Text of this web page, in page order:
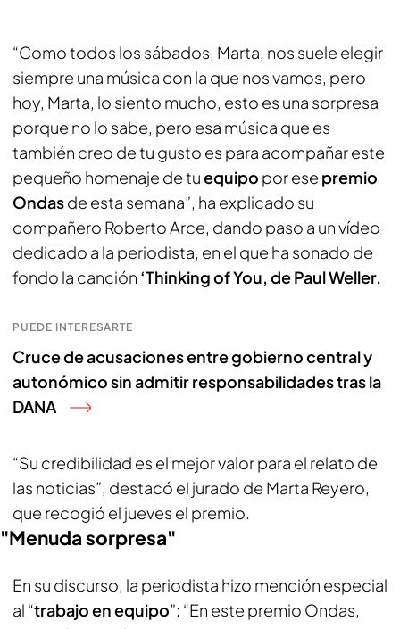
“Como todos los sábados, Marta, nos suele elegir
siempre una música con la que nos vamos, pero
hoy, Marta, lo siento mucho, esto es una sorpresa
porque no lo sabe, pero esa música que es
también creo de tu gusto es para acompañar este
pequeño homenaje de tuequipo por ese premio
Ondasde esta semana”, ha explicado su
compañero Roberto Arce, dando paso a un vídeo
dedicado a la periodista, en el que ha sonado de
fondo la canción ‘Thinking of You, de Paul Weller.
PUEDE INTERESARTE
Cruce de acusaciones entre gobierno central y
autonómico sin admitir responsabilidades tras la
DANA
“Su credibilidad es el mejor valor para el relato de
las noticias”, destacó el jurado de Marta Reyero,
que recogió el jueves el premio.
"Menuda sorpresa"
En su discurso, la periodista hizo mención especial
al “trabajo en equipo”: “En este premio Ondas,